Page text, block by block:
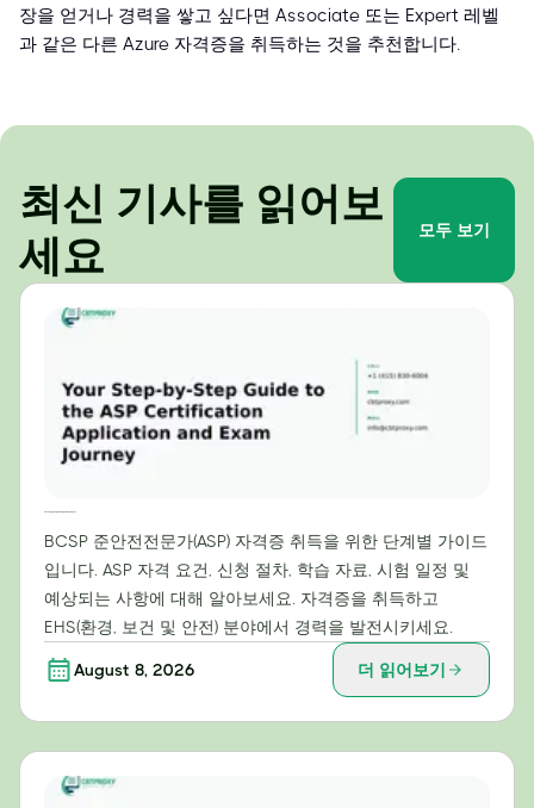
장을 얻거나 경력을 쌓고 싶다면 Associate 또는 Expert 레벨
과 같은 다른 Azure 자격증을 취득하는 것을 추천합니다.
최신 기사를 읽어보
세요
모두 보기
BCSP 준안전전문가(ASP) 자격증 취득을 위한 단계별 가이드
입니다. ASP 자격 요건, 신청 절차, 학습 자료, 시험 일정 및
예상되는 사항에 대해 알아보세요. 자격증을 취득하고
EHS(환경, 보건 및 안전) 분야에서 경력을 발전시키세요.
August 8, 2026 더 읽어보기